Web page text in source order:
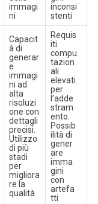
immagi
ni
inconsi
stenti
Capacit
à di
generar
e
immagi
ni ad
alta
risoluzi
one con
dettagli
precisi.
Utilizzo
di più
stadi
per
migliora
re la
qualità
Requis
iti
compu
tazion
ali
elevati
per
l’adde
stram
ento.
Possib
ilità di
gener
are
imma
gini
con
artefa
tti